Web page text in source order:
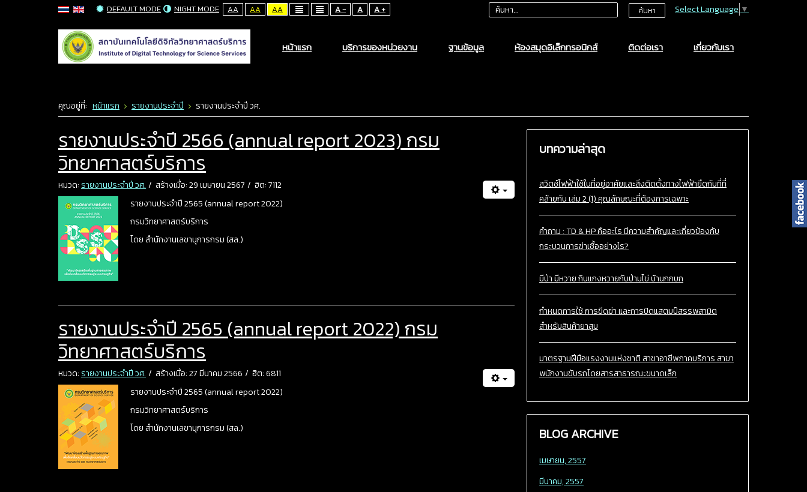
DEFAULT MODE NIGHT MODE AA AA AA A - A A + Select Language ▼
ค้นหา
หน้าแรก บริการของหน่วยงาน ฐานข้อมูล ห้องสมุดอิเล็กทรอนิกส์ ติดต่อเรา เกี่ยวกับเรา
คุณอยู่ที่: หน้าแรก รายงานประจำปี รายงานประจำปี วศ.
รายงานประจำปี 2566 (annual report 2023) กรม
วิทยาศาสตร์บริการ
หมวด: รายงานประจำปี วศ. สร้างเมื่อ: 29 เมษายน 2567
ฮิต: 7112
รายงานประจำปี 2565 (annual report 2022)
กรมวิทยาศาสตร์บริการ
โดย สำนักงานเลขานุการกรม (สล.)
รายงานประจำปี 2565 (annual report 2022) กรม
วิทยาศาสตร์บริการ
หมวด: รายงานประจำปี วศ. สร้างเมื่อ: 27 มีนาคม 2566
ฮิต: 6811
รายงานประจำปี 2565 (annual report 2022)
กรมวิทยาศาสตร์บริการ
โดย สำนักงานเลขานุการกรม (สล.)
บทความล่าสุด
สวิตช์ไฟฟ้าใช้ในที่อยู่อาศัยและสิ่งติดตั้งทางไฟฟ้ายึดกับที่ที่
คล้ายกัน เล่ม 2 (1) คุณลักษณะที่ต้องการเฉพาะ
คำถาม : TD & HP คืออะไร มีความสำคัญและเกี่ยวข้องกับ
กระบวนการฆ่าเชื้ออย่างไร?
มีป่า มีหวาย กินแกงหวายกับป่ามไข่ บ้านกกบก
กำหนดการใช้ การขีดฆ่า และการปิดแสตมป์สรรพสามิต
สำหรับสินค้ายาสูบ
มาตรฐานฝีมือแรงงานแห่งชาติ สาขาอาชีพภาคบริการ สาขา
พนักงานขับรถโดยสารสาธารณะขนาดเล็ก
BLOG ARCHIVE
เมษายน, 2557
มีนาคม, 2557